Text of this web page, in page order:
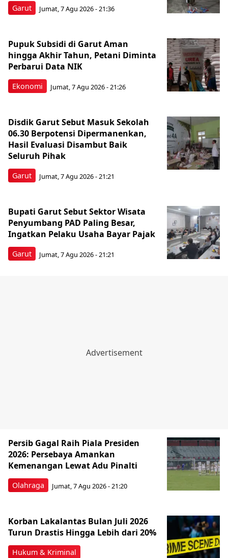
Garut Jumat, 7 Agu 2026 - 21:36
Ekonomi
Pupuk Subsidi di Garut Aman
hingga Akhir Tahun, Petani Diminta
Perbarui Data NIK
Jumat, 7 Agu 2026 - 21:26
Garut
Disdik Garut Sebut Masuk Sekolah
06.30 Berpotensi Dipermanenkan,
Hasil Evaluasi Disambut Baik
Seluruh Pihak
Jumat, 7 Agu 2026 - 21:21
Garut
Bupati Garut Sebut Sektor Wisata
Penyumbang PAD Paling Besar,
Ingatkan Pelaku Usaha Bayar Pajak
Jumat, 7 Agu 2026 - 21:21
Olahraga
Persib Gagal Raih Piala Presiden
2026: Persebaya Amankan
Kemenangan Lewat Adu Pinalti
Jumat, 7 Agu 2026 - 21:20
Hukum & Kriminal
Korban Lakalantas Bulan Juli 2026
Turun Drastis Hingga Lebih dari 20%